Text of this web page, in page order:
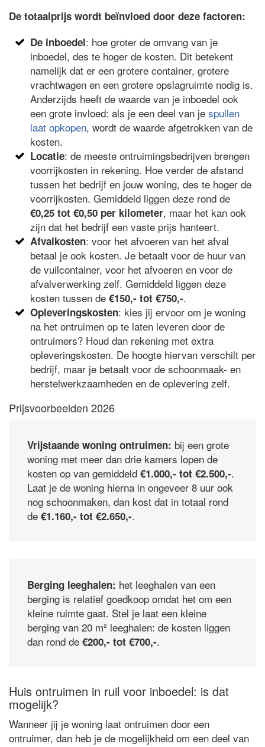
De totaalprijs wordt beïnvloed door deze factoren:
De inboedel: hoe groter de omvang van je
inboedel, des te hoger de kosten. Dit betekent
namelijk dat er een grotere container, grotere
vrachtwagen en een grotere opslagruimte nodig is.
Anderzijds heeft de waarde van je inboedel ook
een grote invloed: als je een deel van jespullen
laat opkopen, wordt de waarde afgetrokken van de
kosten.
Locatie: de meeste ontruimingsbedrijven brengen
voorrijkosten in rekening. Hoe verder de afstand
tussen het bedrijf en jouw woning, des te hoger de
voorrijkosten. Gemiddeld liggen deze rond de
€0,25 tot €0,50 per kilometer, maar het kan ook
zijn dat het bedrijf een vaste prijs hanteert.
Afvalkosten: voor het afvoeren van het afval
betaal je ook kosten. Je betaalt voor de huur van
de vuilcontainer, voor het afvoeren en voor de
afvalverwerking zelf. Gemiddeld liggen deze
kosten tussen de€150,- tot €750,-.
Opleveringskosten: kies jij ervoor om je woning
na het ontruimen op te laten leveren door de
ontruimers? Houd dan rekening met extra
opleveringskosten. De hoogte hiervan verschilt per
bedrijf, maar je betaalt voor de schoonmaak- en
herstelwerkzaamheden en de oplevering zelf.
Prijsvoorbeelden 2026
Vrijstaande woning ontruimen: bij een grote
woning met meer dan drie kamers lopen de
kosten op van gemiddeld €1.000,- tot €2.500,-.
Laat je de woning hierna in ongeveer 8 uur ook
nog schoonmaken, dan kost dat in totaal rond
de €1.160,- tot €2.650,-.
Berging leeghalen: het leeghalen van een
berging is relatief goedkoop omdat het om een
kleine ruimte gaat. Stel je laat een kleine
berging van 20 m² leeghalen: de kosten liggen
dan rond de €200,- tot €700,-.
Huis ontruimen in ruil voor inboedel: is dat
mogelijk?
Wanneer jij je woning laat ontruimen door een
ontruimer, dan heb je de mogelijkheid om een deel van